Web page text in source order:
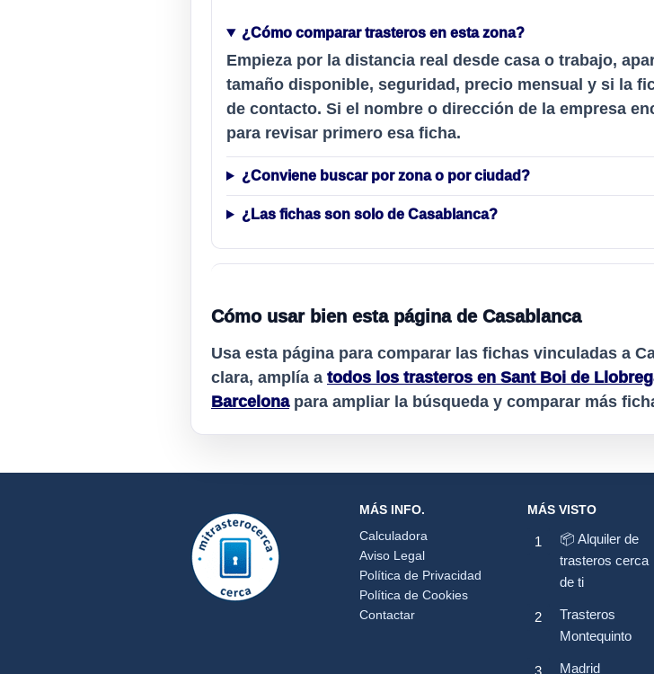
¿Cómo comparar trasteros en esta zona?
Empieza por la distancia real desde casa o trabajo,
tamaño disponible, seguridad, precio mensual y si la
de contacto. Si el nombre o dirección de la empresa
para revisar primero esa ficha.
¿Conviene buscar por zona o por ciudad?
¿Las fichas son solo de Casablanca?
Cómo usar bien esta página de Casablanca
Usa esta página para comparar las fichas vinculadas a
clara, amplía a todos los trasteros en Sant Boi de
Barcelonapara ampliar la búsqueda y comparar más
MÁS INFO.
Calculadora
Aviso Legal
Política de Privacidad
Política de Cookies
Contactar
MÁS VISTO
📦 Alquiler de
trasteros cerca
de ti
Trasteros
Montequinto
Madrid